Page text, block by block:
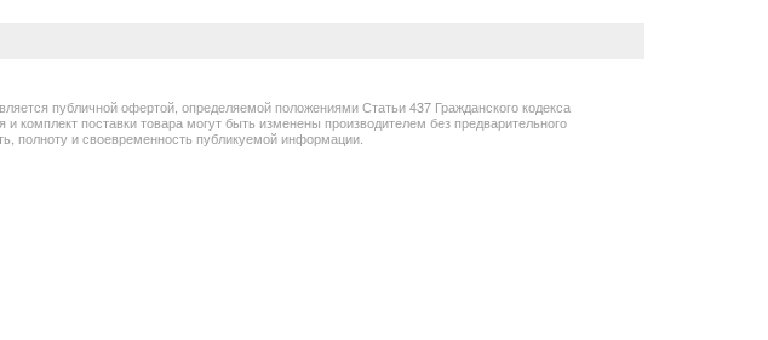
публичной офертой, определяемой положениями Статьи 437 Гражданского кодекса
комплект поставки товара могут быть изменены производителем без предварительного
полноту и своевременность публикуемой информации.